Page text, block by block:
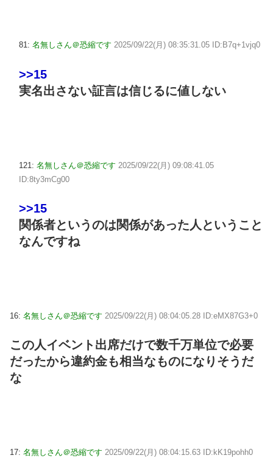
81: 名無しさん＠恐縮です 2025/09/22(月) 08:35:31.05 ID:B7q+1vjq0
>>15
実名出さない証言は信じるに値しない
121: 名無しさん＠恐縮です 2025/09/22(月) 09:08:41.05
ID:8ty3mCg00
>>15
関係者というのは関係があった人ということ
なんですね
16: 名無しさん＠恐縮です 2025/09/22(月) 08:04:05.28 ID:eMX87G3+0
この人イベント出席だけで数千万単位で必要
だったから違約金も相当なものになりそうだ
な
17: 名無しさん＠恐縮です 2025/09/22(月) 08:04:15.63 ID:kK19pohh0